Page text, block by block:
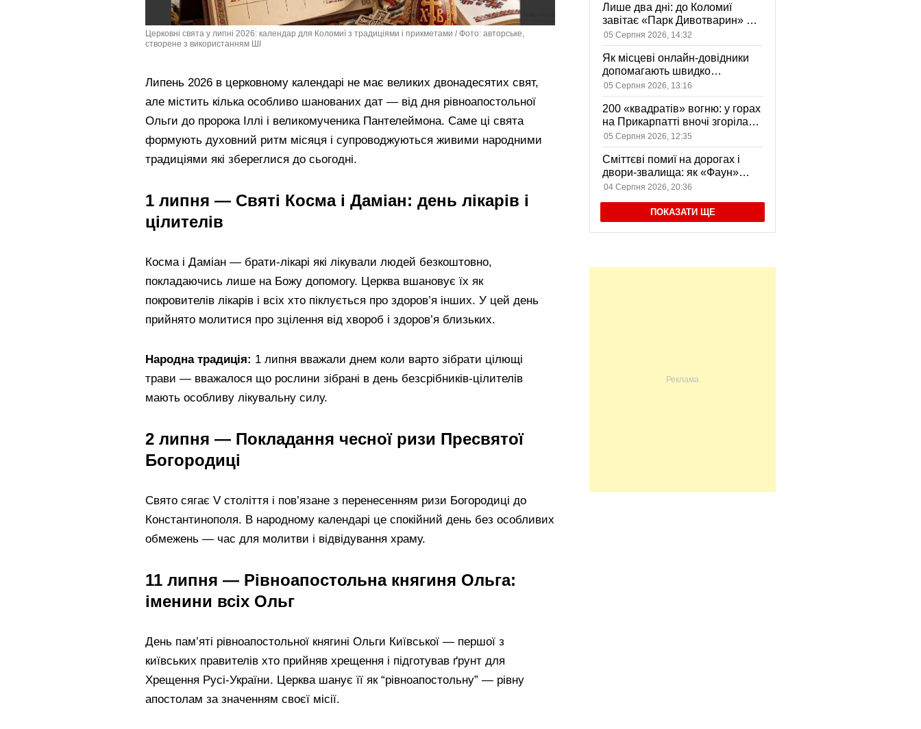
Церковні свята у липні 2026: календар для Коломиї з традиціями і прикметами / Фото: авторське,
створене з використанням ШІ
Липень 2026 в церковному календарі не має великих двонадесятих свят,
але містить кілька особливо шанованих дат — від дня рівноапостольної
Ольги до пророка Іллі і великомученика Пантелеймона. Саме ці свята
формують духовний ритм місяця і супроводжуються живими народними
традиціями які збереглися до сьогодні.
1 липня — Святі Косма і Даміан: день лікарів і
цілителів
Косма і Даміан — брати-лікарі які лікували людей безкоштовно,
покладаючись лише на Божу допомогу. Церква вшановує їх як
покровителів лікарів і всіх хто піклується про здоров’я інших. У цей день
прийнято молитися про зцілення від хвороб і здоров’я близьких.
Народна традиція: 1 липня вважали днем коли варто зібрати цілющі
трави — вважалося що рослини зібрані в день безсрібників-цілителів
мають особливу лікувальну силу.
2 липня — Покладання чесної ризи Пресвятої
Богородиці
Свято сягає V століття і пов’язане з перенесенням ризи Богородиці до
Константинополя. В народному календарі це спокійний день без особливих
обмежень — час для молитви і відвідування храму.
11 липня — Рівноапостольна княгиня Ольга:
іменини всіх Ольг
День пам’яті рівноапостольної княгині Ольги Київської — першої з
київських правителів хто прийняв хрещення і підготував ґрунт для
Хрещення Русі-України. Церква шанує її як “рівноапостольну” — рівну
апостолам за значенням своєї місії.
Лише два дні: до Коломиї
завітає «Парк Дивотварин» — і
вхід безкоштовний
05 Серпня 2026, 14:32
Як місцеві онлайн-довідники
допомагають швидко
знаходити послуги у своєму
місті
05 Серпня 2026, 13:16
200 «квадратів» вогню: у горах
на Прикарпатті вночі згоріла
садиба, є постраждала
05 Серпня 2026, 12:35
Сміттєві помиї на дорогах і
двори-звалища: як «Фаун»
вивозить відходи в Коломиї
04 Серпня 2026, 20:36
ПОКАЗАТИ ЩЕ